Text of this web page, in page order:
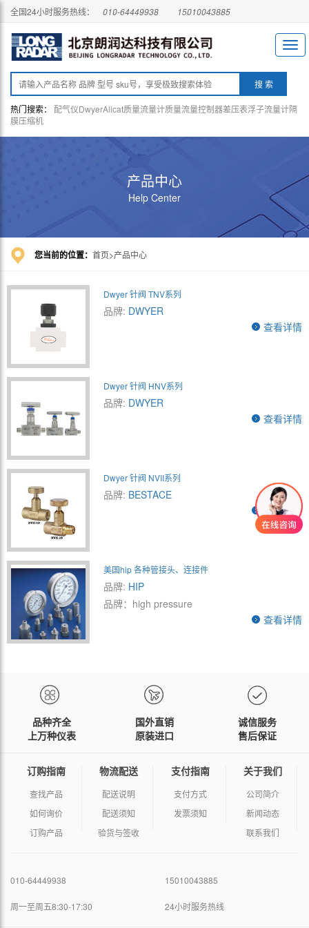
全国24小时服务热线： 010-64449938 15010043885
热门搜索： 配气仪DwyerAlicat质量流量计质量流量控制器差压表浮子流量计隔
膜压缩机
产品中心
Help Center
您当前的位置： 首页 产品中心
Dwyer 针阀 TNV系列
品牌: DWYER
查看详情
Dwyer 针阀 HNV系列
品牌: DWYER
查看详情
Dwyer 针阀 NVII系列
品牌: BESTACE
查看详情
美国hip 各种管接头、连接件
品牌: HIP
品牌：high pressure
查看详情
品种齐全
上万种仪表
国外直销
原装进口
诚信服务
售后保证
订购指南
查找产品
如何询价
订购产品
物流配送
配送说明
配送须知
验货与签收
支付指南
支付方式
发票须知
关于我们
公司简介
新闻动态
联系我们
010-64449938
周一至周五8:30-17:30
15010043885
24小时服务热线